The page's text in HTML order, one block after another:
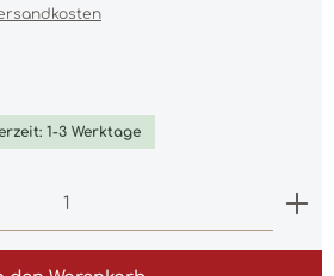
von 0 von 5 Sternen
1-3 Werktage
den gewünschten Wert